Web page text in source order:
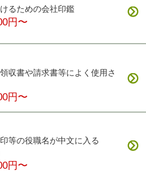
るための会社印鑑
円〜
収書や請求書等によく使用さ
円〜
等の役職名が中文に入る
円〜